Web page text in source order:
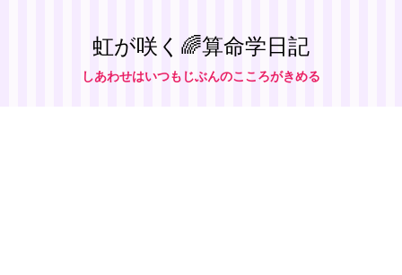
虹が咲く🌈算命学日記
しあわせはいつもじぶんのこころがきめる